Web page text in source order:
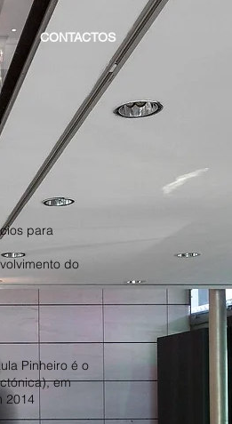
CONTACTOS
para
do
Pinheiro é o
em
2014